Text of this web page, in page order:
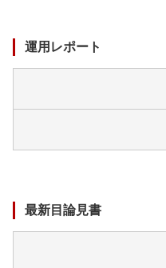
運用レポート
最新目論見書